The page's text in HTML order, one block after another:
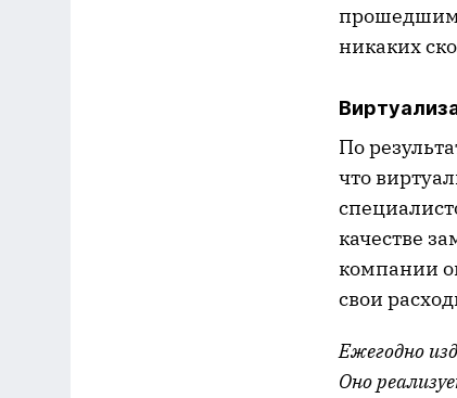
прошедшим
никаких
По
что
качестве
компании
свои
Ежегодно
Оно